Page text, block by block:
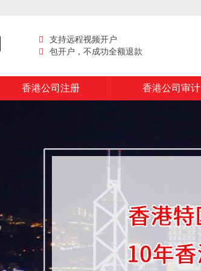
支持远程视频开户
包开户，不成功全额退款
香港公司注册 香港公司审计